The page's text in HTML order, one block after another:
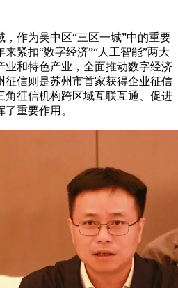
作为吴中区“三区一城”中的重要
紧扣“数字经济”“人工智能”两大
业和特色产业，全面推动数字经济
征信则是苏州市首家获得企业征信
角征信机构跨区域互联互通、促进
重要作用。